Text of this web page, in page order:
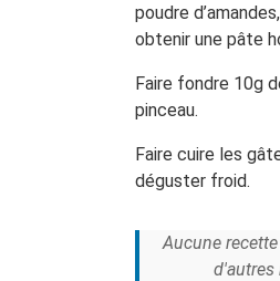
poudre
obtenir une pâte
Faire fondre 10g
pinceau.
Faire cuire les
déguster froid.
Aucune
d'autres